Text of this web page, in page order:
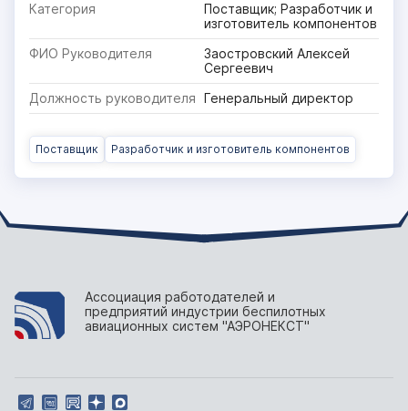
Категория
Поставщик; Разработчик и
изготовитель компонентов
ФИО Руководителя
Заостровский Алексей
Сергеевич
Должность руководителя Генеральный директор
Поставщик Разработчик и изготовитель компонентов
Ассоциация работодателей и
предприятий индустрии беспилотных
авиационных систем "АЭРОНЕКСТ"